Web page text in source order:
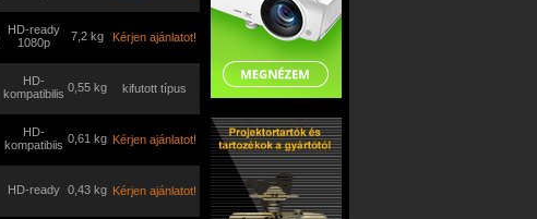
HD-ready
1080p
7,2 kg Kérjen ajánlatot!
HD-
kompatibilis 0,55 kg kifutott típus
HD-
kompatibiis 0,61 kg Kérjen ajánlatot!
HD-ready 0,43 kg Kérjen ajánlatot!